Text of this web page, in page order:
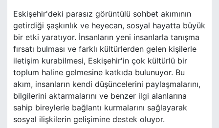
Eskişehir'deki parasız görüntülü sohbet akımının
getirdiği şaşkınlık ve heyecan, sosyal hayatta büyük
bir etki yaratıyor. İnsanların yeni insanlarla tanışma
fırsatı bulması ve farklı kültürlerden gelen kişilerle
iletişim kurabilmesi, Eskişehir'in çok kültürlü bir
toplum haline gelmesine katkıda bulunuyor. Bu
akım, insanların kendi düşüncelerini paylaşmalarını,
bilgilerini aktarmalarını ve benzer ilgi alanlarına
sahip bireylerle bağlantı kurmalarını sağlayarak
sosyal ilişkilerin gelişimine destek oluyor.